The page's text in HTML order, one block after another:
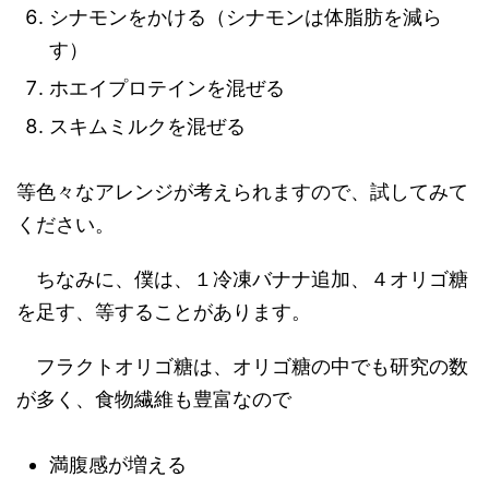
シナモンをかける（シナモンは体脂肪を減ら
す）
ホエイプロテインを混ぜる
スキムミルクを混ぜる
等色々なアレンジが考えられますので、試してみて
ください。
ちなみに、僕は、１冷凍バナナ追加、４オリゴ糖
を足す、等することがあります。
フラクトオリゴ糖は、オリゴ糖の中でも研究の数
が多く、食物繊維も豊富なので
満腹感が増える